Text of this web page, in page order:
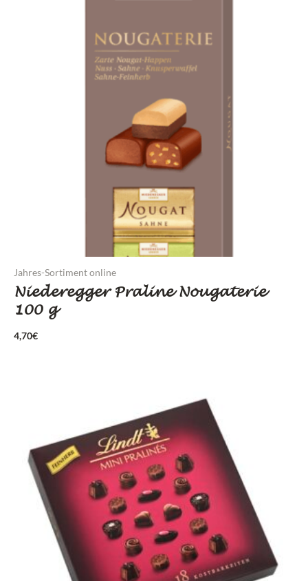
Jahres-Sortiment online
Niederegger Praline Nougaterie
100 g
4,70€